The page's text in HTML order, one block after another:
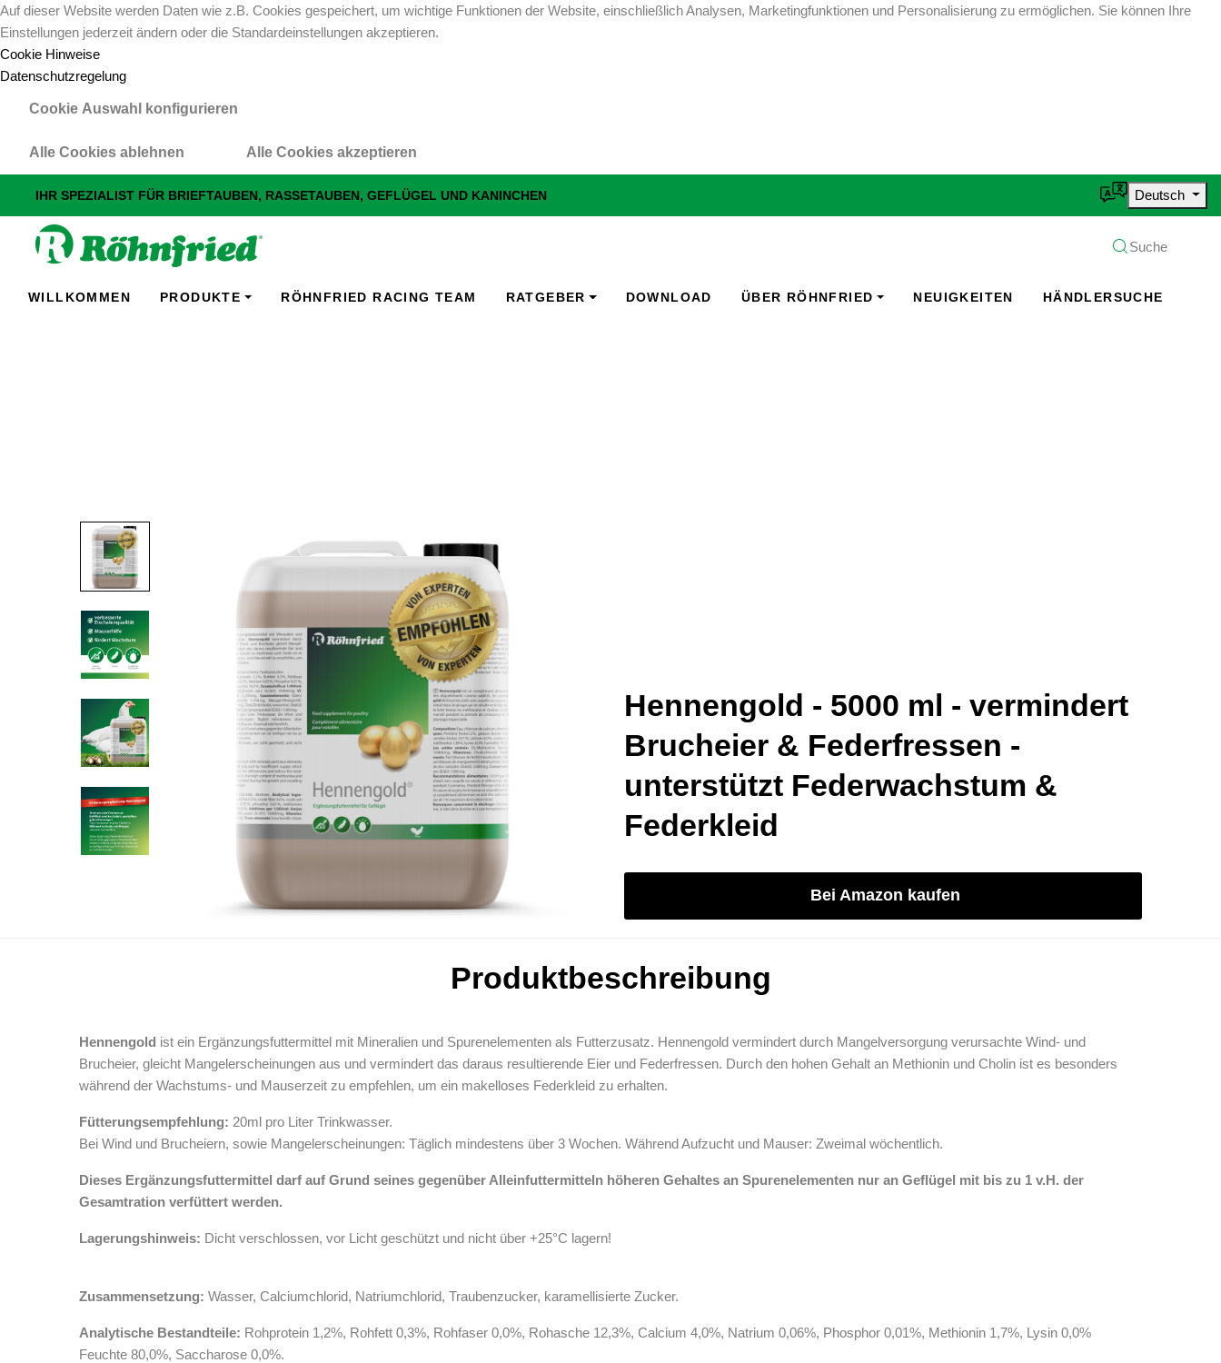
Auf dieser Website werden Daten wie z.B. Cookies gespeichert, um wichtige Funktionen der Website, einschließlich Analysen, Marketingfunktionen und Personalisierung zu ermöglichen. Sie können Ihre
Einstellungen jederzeit ändern oder die Standardeinstellungen akzeptieren.
Cookie Hinweise
Datenschutzregelung
Cookie Auswahl konfigurieren
Alle Cookies ablehnen Alle Cookies akzeptieren
IHR SPEZIALIST FÜR BRIEFTAUBEN, RASSETAUBEN, GEFLÜGEL UND KANINCHEN Deutsch
Suche
WILLKOMMEN PRODUKTE RÖHNFRIED RACING TEAM RATGEBER DOWNLOAD ÜBER RÖHNFRIED NEUIGKEITEN HÄNDLERSUCHE
Hennengold - 5000 ml - vermindert
Brucheier & Federfressen -
unterstützt Federwachstum &
Federkleid
Bei Amazon kaufen
Produktbeschreibung
Hennengold ist ein Ergänzungsfuttermittel mit Mineralien und Spurenelementen als Futterzusatz. Hennengold vermindert durch Mangelversorgung verursachte Wind- und
Brucheier, gleicht Mangelerscheinungen aus und vermindert das daraus resultierende Eier und Federfressen. Durch den hohen Gehalt an Methionin und Cholin ist es besonders
während der Wachstums- und Mauserzeit zu empfehlen, um ein makelloses Federkleid zu erhalten.
Fütterungsempfehlung: 20ml pro Liter Trinkwasser.
Bei Wind und Brucheiern, sowie Mangelerscheinungen: Täglich mindestens über 3 Wochen. Während Aufzucht und Mauser: Zweimal wöchentlich.
Dieses Ergänzungsfuttermittel darf auf Grund seines gegenüber Alleinfuttermitteln höheren Gehaltes an Spurenelementen nur an Geflügel mit bis zu 1 v.H. der
Gesamtration verfüttert werden.
Lagerungshinweis: Dicht verschlossen, vor Licht geschützt und nicht über +25°C lagern!
Zusammensetzung: Wasser, Calciumchlorid, Natriumchlorid, Traubenzucker, karamellisierte Zucker.
Analytische Bestandteile: Rohprotein 1,2%, Rohfett 0,3%, Rohfaser 0,0%, Rohasche 12,3%, Calcium 4,0%, Natrium 0,06%, Phosphor 0,01%, Methionin 1,7%, Lysin 0,0%
Feuchte 80,0%, Saccharose 0,0%.